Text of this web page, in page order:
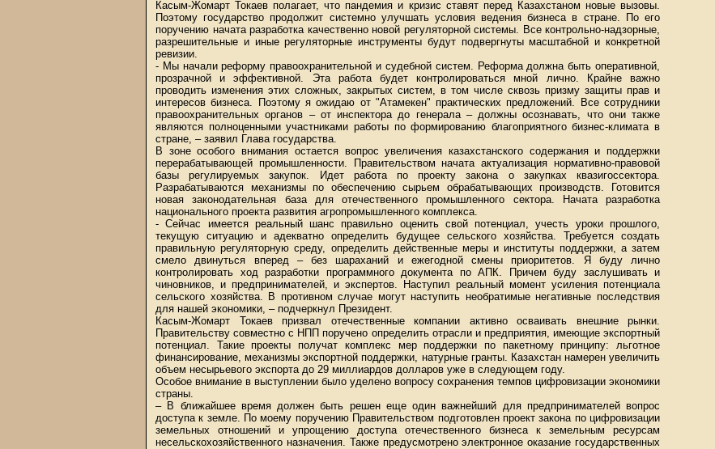
Касым-Жомарт Токаев полагает, что пандемия и кризис ставят перед Казахстаном новые вызовы.
Поэтому государство продолжит системно улучшать условия ведения бизнеса в стране. По его
поручению начата разработка качественно новой регуляторной системы. Все контрольно-надзорные,
разрешительные и иные регуляторные инструменты будут подвергнуты масштабной и конкретной
ревизии.
- Мы начали реформу правоохранительной и судебной систем. Реформа должна быть оперативной,
прозрачной и эффективной. Эта работа будет контролироваться мной лично. Крайне важно
проводить изменения этих сложных, закрытых систем, в том числе сквозь призму защиты прав и
интересов бизнеса. Поэтому я ожидаю от "Атамекен" практических предложений. Все сотрудники
правоохранительных органов – от инспектора до генерала – должны осознавать, что они также
являются полноценными участниками работы по формированию благоприятного бизнес-климата в
стране, – заявил Глава государства.
В зоне особого внимания остается вопрос увеличения казахстанского содержания и поддержки
перерабатывающей промышленности. Правительством начата актуализация нормативно-правовой
базы регулируемых закупок. Идет работа по проекту закона о закупках квазигоссектора.
Разрабатываются механизмы по обеспечению сырьем обрабатывающих производств. Готовится
новая законодательная база для отечественного промышленного сектора. Начата разработка
национального проекта развития агропромышленного комплекса.
- Сейчас имеется реальный шанс правильно оценить свой потенциал, учесть уроки прошлого,
текущую ситуацию и адекватно определить будущее сельского хозяйства. Требуется создать
правильную регуляторную среду, определить действенные меры и институты поддержки, а затем
смело двинуться вперед – без шараханий и ежегодной смены приоритетов. Я буду лично
контролировать ход разработки программного документа по АПК. Причем буду заслушивать и
чиновников, и предпринимателей, и экспертов. Наступил реальный момент усиления потенциала
сельского хозяйства. В противном случае могут наступить необратимые негативные последствия
для нашей экономики, – подчеркнул Президент.
Касым-Жомарт Токаев призвал отечественные компании активно осваивать внешние рынки.
Правительству совместно с НПП поручено определить отрасли и предприятия, имеющие экспортный
потенциал. Такие проекты получат комплекс мер поддержки по пакетному принципу: льготное
финансирование, механизмы экспортной поддержки, натурные гранты. Казахстан намерен увеличить
объем несырьевого экспорта до 29 миллиардов долларов уже в следующем году.
Особое внимание в выступлении было уделено вопросу сохранения темпов цифровизации экономики
страны.
– В ближайшее время должен быть решен еще один важнейший для предпринимателей вопрос
доступа к земле. По моему поручению Правительством подготовлен проект закона по цифровизации
земельных отношений и упрощению доступа отечественного бизнеса к земельным ресурсам
несельскохозяйственного назначения. Также предусмотрено электронное оказание государственных